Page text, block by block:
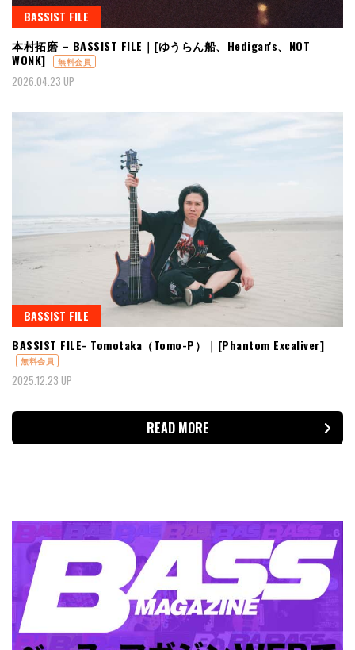
BASSIST FILE
本村拓磨 – BASSIST FILE｜[ゆうらん船、Hedigan's、NOT
WONK]
無料会員
2026.04.23 UP
BASSIST FILE
BASSIST FILE- Tomotaka（Tomo-P）｜[Phantom Excaliver]
無料会員
2025.12.23 UP
READ MORE